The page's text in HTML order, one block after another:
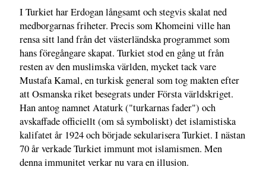
I Turkiet har Erdogan långsamt och stegvis skalat ned
medborgarnas friheter. Precis som Khomeini ville han
rensa sitt land från det västerländska programmet som
hans föregångare skapat. Turkiet stod en gång ut från
resten av den muslimska världen, mycket tack vare
Mustafa Kamal, en turkisk general som tog makten efter
att Osmanska riket besegrats under Första världskriget.
Han antog namnet Ataturk ("turkarnas fader") och
avskaffade officiellt (om så symboliskt) det islamistiska
kalifatet år 1924 och började sekularisera Turkiet. I nästan
70 år verkade Turkiet immunt mot islamismen. Men
denna immunitet verkar nu vara en illusion.